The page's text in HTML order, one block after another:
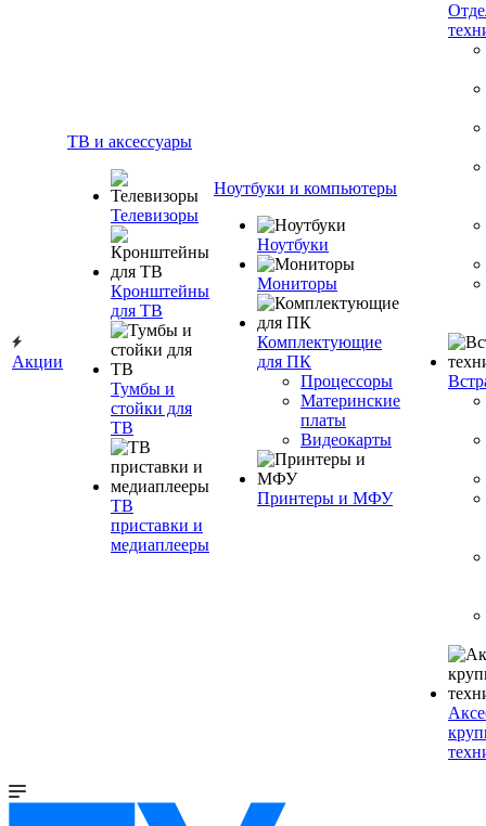
Акции
ТВ и аксессуары
Телевизоры
Кронштейны
для ТВ
Тумбы и
стойки для
ТВ
ТВ
приставки и
медиаплееры
Ноутбуки и компьютеры
Ноутбуки
Мониторы
Комплектующие
для ПК
Процессоры
Материнские
платы
Видеокарты
Принтеры и МФУ